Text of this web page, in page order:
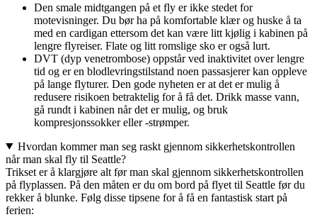
Den smale midtgangen på et fly er ikke stedet for
motevisninger. Du bør ha på komfortable klær og huske å ta
med en cardigan ettersom det kan være litt kjølig i kabinen på
lengre flyreiser. Flate og litt romslige sko er også lurt.
DVT (dyp venetrombose) oppstår ved inaktivitet over lengre
tid og er en blodlevringstilstand noen passasjerer kan oppleve
på lange flyturer. Den gode nyheten er at det er mulig å
redusere risikoen betraktelig for å få det. Drikk masse vann,
gå rundt i kabinen når det er mulig, og bruk
kompresjonssokker eller -strømper.
Hvordan kommer man seg raskt gjennom sikkerhetskontrollen
når man skal fly til Seattle?
Trikset er å klargjøre alt før man skal gjennom sikkerhetskontrollen
på flyplassen. På den måten er du om bord på flyet til Seattle før du
rekker å blunke. Følg disse tipsene for å få en fantastisk start på
ferien: